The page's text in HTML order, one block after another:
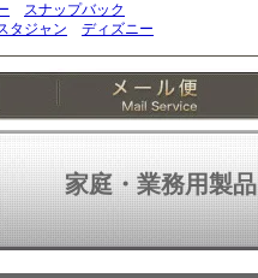
スナップバック
タジャン ディズニー
家庭・業務用製品